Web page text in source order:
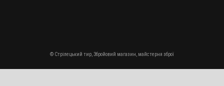
© Стрілецький тир, Збройовий магазин, майстерня зброї